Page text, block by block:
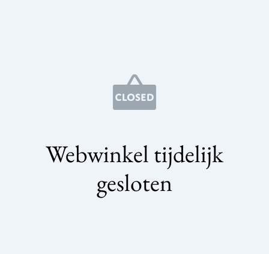
Webwinkel tijdelijk
gesloten